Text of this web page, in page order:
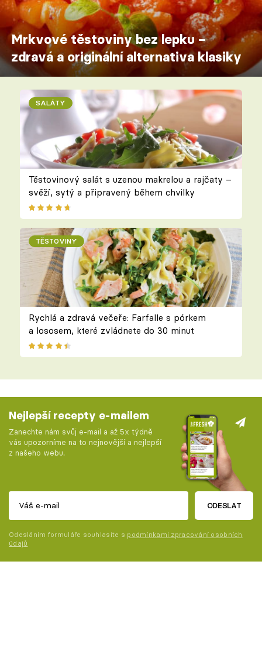
Mrkvové těstoviny bez lepku –
zdravá a originální alternativa klasiky
SALÁTY
Těstovinový salát s uzenou makrelou a rajčaty –
svěží, sytý a připravený během chvilky
TĚSTOVINY
Rychlá a zdravá večeře: Farfalle s pórkem
a lososem, které zvládnete do 30 minut
Nejlepší recepty e-mailem
Zanechte nám svůj e-mail a až 5x týdně
vás upozorníme na to nejnovější a nejlepší
z našeho webu.
ODESLAT
Odesláním formuláře souhlasíte s podmínkami zpracování osobních
údajů